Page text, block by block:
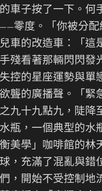
車子按了一下。
零度。「你被分
車的改造車：「
殘看著那輛閃閃發
控的星座運勢與單
聾的廣播聲。「
九十九點九，陡
瓶，一個典型的
美學」咖啡館的
，充滿了混亂與
，開始不受控制